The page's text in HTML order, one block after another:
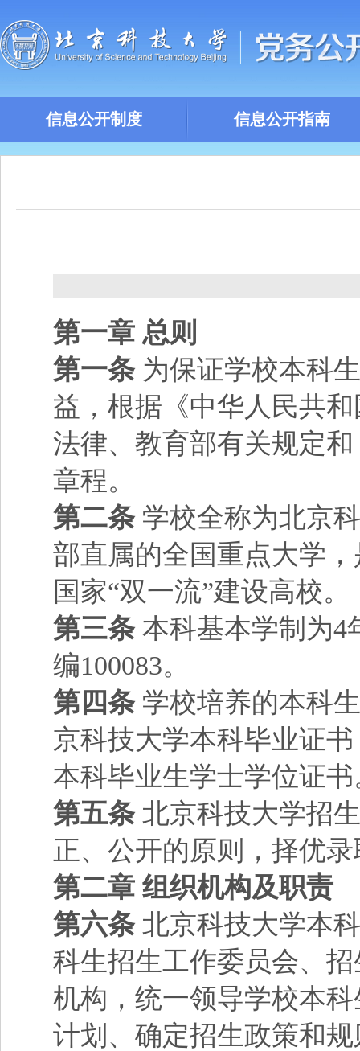
信息公开制度 信息公开指南
第一章 总则
第一条为保证学校本科
益，根据《中华人民共
法律、教育部有关规定
章程。
第二条学校全称为北京
部直属的全国重点大学
国家“双一流”建设高校。
第三条本科基本学制为4
编100083。
第四条学校培养的本科
京科技大学本科毕业证
本科毕业生学士学位证书
第五条北京科技大学招
正、公开的原则，择优
第二章 组织机构及职责
第六条北京科技大学本
科生招生工作委员会、
机构，统一领导学校本
计划、确定招生政策和